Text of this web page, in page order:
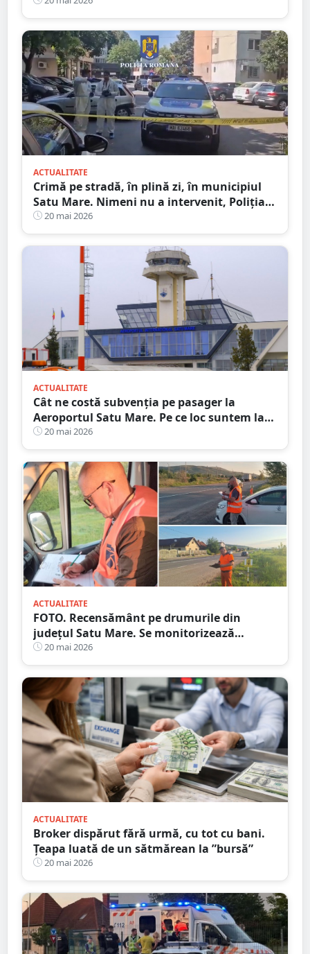
ACTUALITATE
Crimă pe stradă, în plină zi, în municipiul
Satu Mare. Nimeni nu a intervenit, Poliția a
dat o simplă amendă!
20 mai 2026
ACTUALITATE
Cât ne costă subvenția pe pasager la
Aeroportul Satu Mare. Pe ce loc suntem la
nivel național
20 mai 2026
ACTUALITATE
FOTO. Recensământ pe drumurile din
județul Satu Mare. Se monitorizează
traficul rutier
20 mai 2026
ACTUALITATE
Broker dispărut fără urmă, cu tot cu bani.
Țeapa luată de un sătmărean la ”bursă”
20 mai 2026